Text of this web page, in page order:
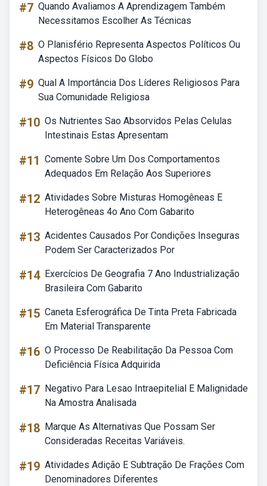
#7 Quando Avaliamos A Aprendizagem Também
Necessitamos Escolher As Técnicas
#8 O Planisfério Representa Aspectos Políticos Ou
Aspectos Físicos Do Globo
#9 Qual A Importância Dos Líderes Religiosos Para
Sua Comunidade Religiosa
#10 Os Nutrientes Sao Absorvidos Pelas Celulas
Intestinais Estas Apresentam
#11 Comente Sobre Um Dos Comportamentos
Adequados Em Relação Aos Superiores
#12 Atividades Sobre Misturas Homogêneas E
Heterogêneas 4o Ano Com Gabarito
#13 Acidentes Causados Por Condições Inseguras
Podem Ser Caracterizados Por
#14 Exercícios De Geografia 7 Ano Industrialização
Brasileira Com Gabarito
#15 Caneta Esferográfica De Tinta Preta Fabricada
Em Material Transparente
#16 O Processo De Reabilitação Da Pessoa Com
Deficiência Física Adquirida
#17 Negativo Para Lesao Intraepitelial E Malignidade
Na Amostra Analisada
#18 Marque As Alternativas Que Possam Ser
Consideradas Receitas Variáveis.
#19 Atividades Adição E Subtração De Frações Com
Denominadores Diferentes